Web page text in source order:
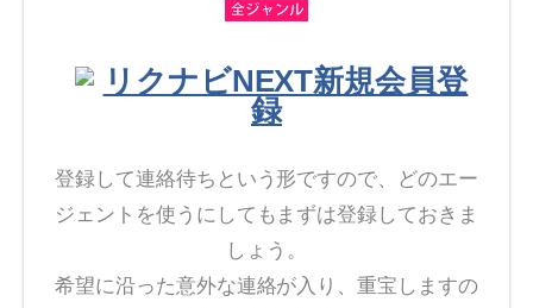
リクナビNEXT新規会員登
録
登録して連絡待ちという形ですので、どのエー
ジェントを使うにしてもまずは登録しておきま
しょう。
希望に沿った意外な連絡が入り、重宝しますの